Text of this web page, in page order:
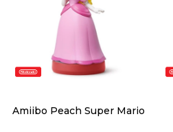
Amiibo Peach Super Mario